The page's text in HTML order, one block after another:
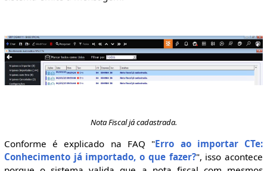
Nota Fiscal já cadastrada.
Conforme é explicado na FAQ "Erro ao importar CTe:
Conhecimento já importado, o que fazer?", isso acontece